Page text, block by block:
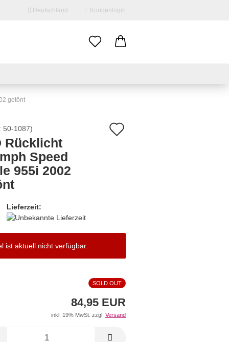
Deutschland Kundenlogin
vergessen?
getönt
50-1087)
Rücklicht
Speed
955i 2002
Lieferzeit:
ist aktuell nicht verfügbar.
SOLD OUT
84,95 EUR
inkl. 19% MwSt. zzgl. Versand